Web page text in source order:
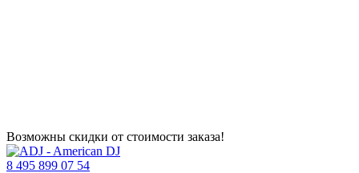
Возможны скидки от стоимости заказа!
8 495 899 07 54